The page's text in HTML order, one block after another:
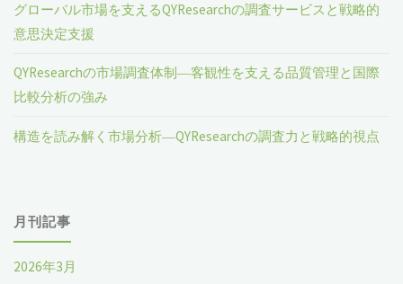
グローバル市場を支えるQYResearchの調査サービスと戦略的
意思決定支援
QYResearchの市場調査体制―客観性を支える品質管理と国際
比較分析の強み
構造を読み解く市場分析―QYResearchの調査力と戦略的視点
月刊記事
2026年3月